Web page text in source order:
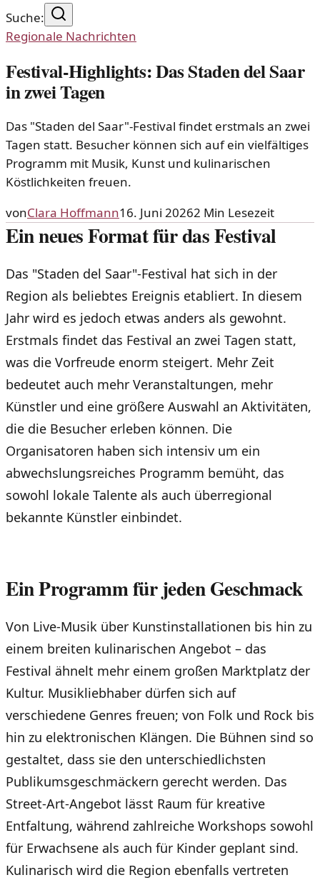
Suche:
Regionale Nachrichten
Festival-Highlights: Das Staden del Saar
in zwei Tagen
Das "Staden del Saar"-Festival findet erstmals an zwei
Tagen statt. Besucher können sich auf ein vielfältiges
Programm mit Musik, Kunst und kulinarischen
Köstlichkeiten freuen.
vonClara Hoffmann16. Juni 20262 Min Lesezeit
Ein neues Format für das Festival
Das "Staden del Saar"-Festival hat sich in der
Region als beliebtes Ereignis etabliert. In diesem
Jahr wird es jedoch etwas anders als gewohnt.
Erstmals findet das Festival an zwei Tagen statt,
was die Vorfreude enorm steigert. Mehr Zeit
bedeutet auch mehr Veranstaltungen, mehr
Künstler und eine größere Auswahl an Aktivitäten,
die die Besucher erleben können. Die
Organisatoren haben sich intensiv um ein
abwechslungsreiches Programm bemüht, das
sowohl lokale Talente als auch überregional
bekannte Künstler einbindet.
Ein Programm für jeden Geschmack
Von Live-Musik über Kunstinstallationen bis hin zu
einem breiten kulinarischen Angebot – das
Festival ähnelt mehr einem großen Marktplatz der
Kultur. Musikliebhaber dürfen sich auf
verschiedene Genres freuen; von Folk und Rock bis
hin zu elektronischen Klängen. Die Bühnen sind so
gestaltet, dass sie den unterschiedlichsten
Publikumsgeschmäckern gerecht werden. Das
Street-Art-Angebot lässt Raum für kreative
Entfaltung, während zahlreiche Workshops sowohl
für Erwachsene als auch für Kinder geplant sind.
Kulinarisch wird die Region ebenfalls vertreten